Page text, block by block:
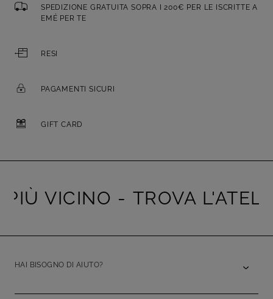
SPEDIZIONE GRATUITA SOPRA I 200€ PER LE ISCRITTE A
EMÉ PER TE
RESI
PAGAMENTI SICURI
GIFT CARD
VICINO - TROVA
HAI BISOGNO DI AIUTO?